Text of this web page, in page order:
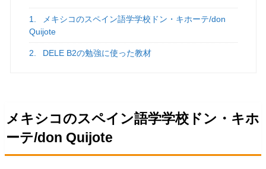
1.
メキシコのスペイン語学学校ドン・キホーテ/don
Quijote
2. DELE B2の勉強に使った教材
メキシコのスペイン語学学校ドン・キホ
ーテ/don Quijote